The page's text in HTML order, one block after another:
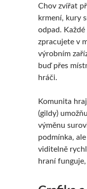
Chov zvířat
krmení, kury
odpad.
zpracujete v
výrobním
buď přes
hráči.
Komunita
(gildy)
výměnu
podmínka,
viditelně
hraní